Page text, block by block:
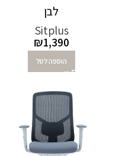
לבן
Sitplus
₪1,390
הוספה לסל